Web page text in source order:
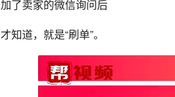
加了卖家的微信询问后
才知道，就是“刷单”。